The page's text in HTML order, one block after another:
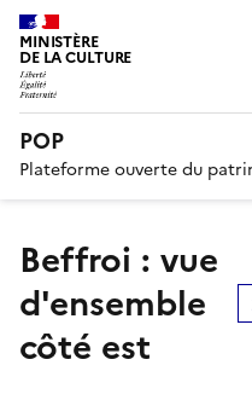
MINISTÈRE
DE LA CULTURE
POP
Plateforme ouverte du
Beffroi : vue
d'ensemble
côté est